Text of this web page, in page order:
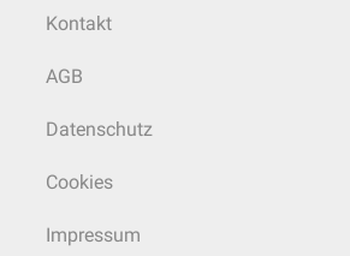
Kontakt
AGB
Datenschutz
Cookies
Impressum